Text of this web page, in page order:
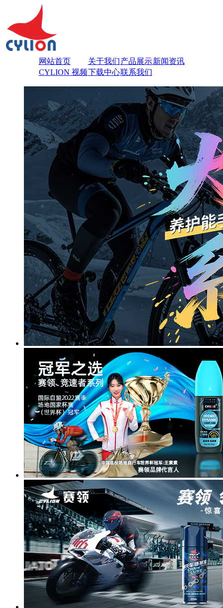
网站首页 关于我们产品展示新闻资讯
CYLION 视频下载中心联系我们